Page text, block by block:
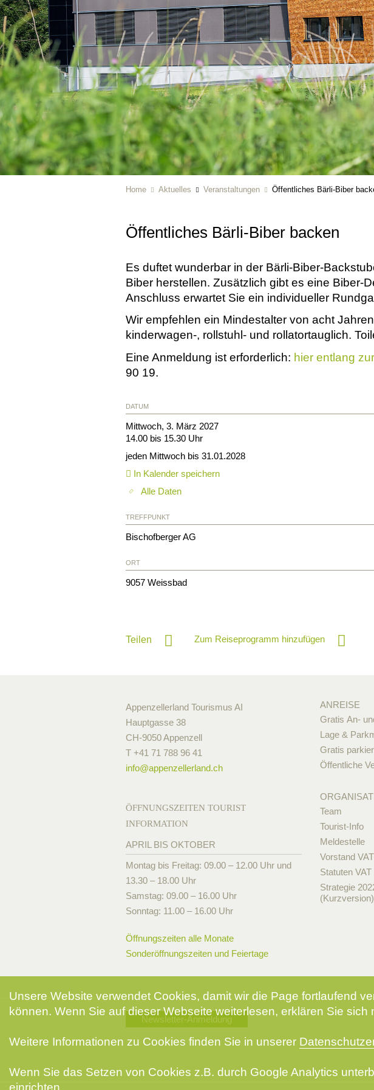
Home Aktuelles Veranstaltungen Öffentliches Bärli-Biber
Öffentliches Bärli-Biber backen
Es duftet wunderbar in der Bärli-Biber-
Biber herstellen. Zusätzlich gibt es eine Biber-
Anschluss erwartet Sie ein individueller
Wir empfehlen ein Mindestalter von acht
kinderwagen-, rollstuhl- und rollatortauglich.
Eine Anmeldung ist erforderlich: hier entlang
90 19.
DATUM
Mittwoch, 3. März 2027
14.00 bis 15.30 Uhr
jeden Mittwoch bis 31.01.2028
In Kalender speichern
Alle Daten
TREFFPUNKT
Bischofberger AG
ORT
9057 Weissbad
Teilen Zum Reiseprogramm hinzufügen
Appenzellerland Tourismus AI
Hauptgasse 38
CH-9050 Appenzell
T +41 71 788 96 41
info@appenzellerland.ch
ÖFFNUNGSZEITEN TOURIST
INFORMATION
APRIL BIS OKTOBER
Montag bis Freitag: 09.00 – 12.00 Uhr und
13.30 – 18.00 Uhr
Samstag: 09.00 – 16.00 Uhr
Sonntag: 11.00 – 16.00 Uhr
Öffnungszeiten alle Monate
Sonderöffnungszeiten und Feiertage
ANREISE
Gratis An-
Lage &
Gratis
Öffentliche
Team
Tourist-Info
Meldestelle
Vorstand
Statuten VAT
Strategie
(Kurzversion)
Newsletter-Anmeldung
Unsere Website verwendet Cookies, damit wir die Page fortlaufend
können. Wenn Sie auf dieser Webseite weiterlesen, erklären Sie
Weitere Informationen zu Cookies finden Sie in unserer
Wenn Sie das Setzen von Cookies z.B. durch Google Analytics
einrichten.